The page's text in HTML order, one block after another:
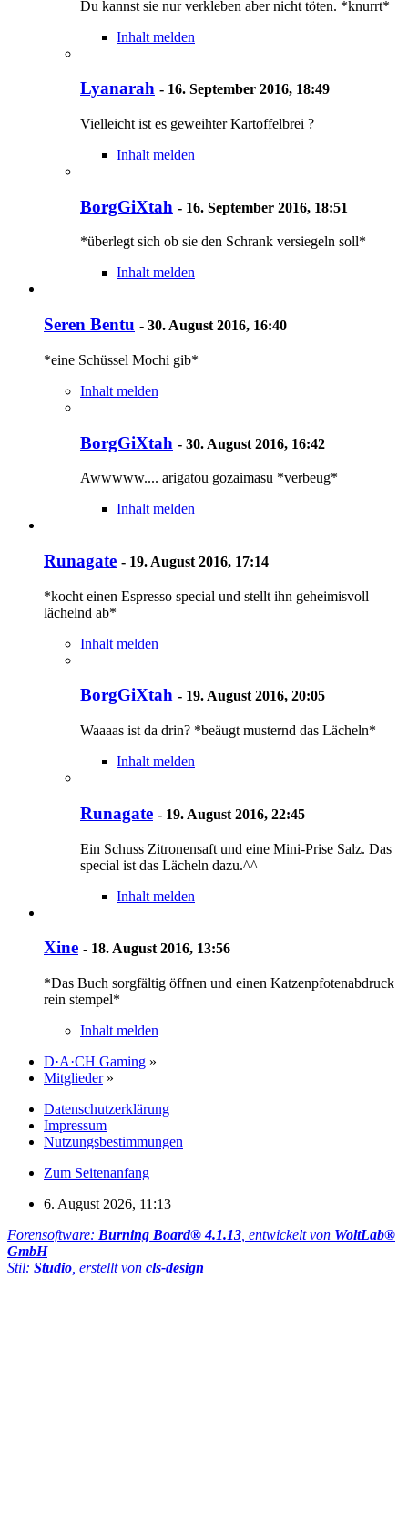
Du kannst sie nur verkleben aber nicht töten. *knurrt*
Inhalt melden
Lyanarah - 16. September 2016, 18:49
Vielleicht ist es geweihter Kartoffelbrei ?
Inhalt melden
BorgGiXtah - 16. September 2016, 18:51
*überlegt sich ob sie den Schrank versiegeln soll*
Inhalt melden
Seren Bentu - 30. August 2016, 16:40
*eine Schüssel Mochi gib*
Inhalt melden
BorgGiXtah - 30. August 2016, 16:42
Awwwww.... arigatou gozaimasu *verbeug*
Inhalt melden
Runagate - 19. August 2016, 17:14
*kocht einen Espresso special und stellt ihn geheimisvoll
lächelnd ab*
Inhalt melden
BorgGiXtah - 19. August 2016, 20:05
Waaaas ist da drin? *beäugt musternd das Lächeln*
Inhalt melden
Runagate - 19. August 2016, 22:45
Ein Schuss Zitronensaft und eine Mini-Prise Salz. Das
special ist das Lächeln dazu.^^
Inhalt melden
Xine - 18. August 2016, 13:56
*Das Buch sorgfältig öffnen und einen Katzenpfotenabdruck
rein stempel*
Inhalt melden
D·A·CH Gaming »
Mitglieder »
Datenschutzerklärung
Impressum
Nutzungsbestimmungen
Zum Seitenanfang
6. August 2026, 11:13
Forensoftware: Burning Board® 4.1.13 , entwickelt von WoltLab®
GmbH
Stil: Studio , erstellt von cls-design